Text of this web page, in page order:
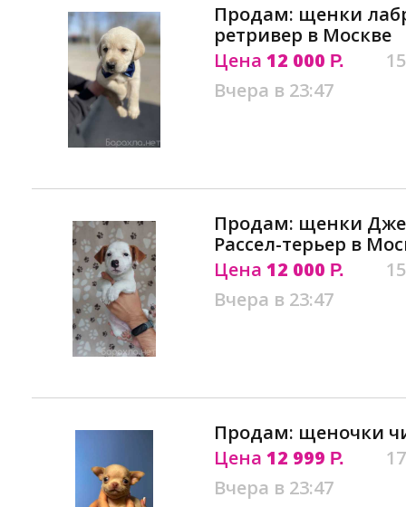
Продам: щенки
ретривер в Москве
Цена 12 000 Р.
Вчера в 23:47
Продам: щенки
Рассел-терьер в
Цена 12 000 Р.
Вчера в 23:47
Продам: щеночки
Цена 12 999 Р.
Вчера в 23:47